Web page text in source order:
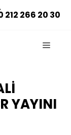
212 266 20 30
Menu
YAYINI